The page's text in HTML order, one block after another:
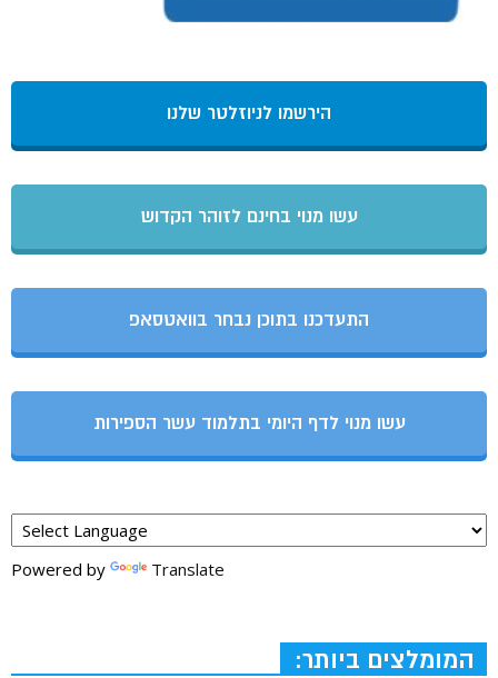
הירשמו לניוזלטר שלנו
עשו מנוי בחינם לזוהר הקדוש
התעדכנו בתוכן נבחר בוואטסאפ
עשו מנוי לדף היומי בתלמוד עשר הספירות
Powered by Translate
המומלצים ביותר: